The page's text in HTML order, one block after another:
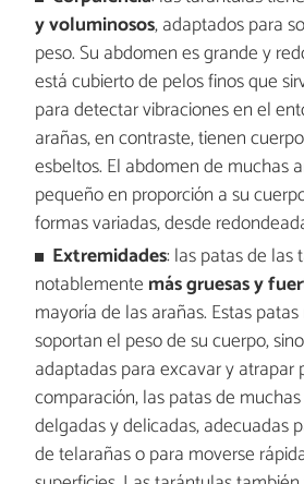
y voluminosos, adaptados para
peso. Su abdomen es grande y
está cubierto de pelos finos que
para detectar vibraciones en el
arañas, en contraste, tienen
esbeltos. El abdomen de muchas
pequeño en proporción a su
formas variadas, desde
Extremidades: las patas de las
notablemente más gruesas y
mayoría de las arañas. Estas
soportan el peso de su cuerpo,
adaptadas para excavar y atrapar
comparación, las patas de
delgadas y delicadas, adecuadas
de telarañas o para moverse